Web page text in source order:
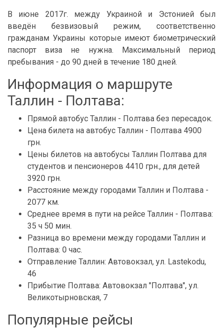
В июне 2017г. между Украиной и Эстонией был
введён безвизовый режим, соответственно
гражданам Украины которые имеют биометрический
паспорт виза не нужна. Максимальный период
пребывания - до 90 дней в течение 180 дней.
Информация о маршруте
Таллин - Полтава:
Прямой автобус Таллин - Полтава без пересадок.
Цена билета на автобус Таллин - Полтава 4900
грн.
Цены билетов на автобусы Таллин Полтава для
студентов и пенсионеров 4410 грн., для детей
3920 грн.
Расстояние между городами Таллин и Полтава -
2077 км.
Среднее время в пути на рейсе Таллин - Полтава:
35 ч 50 мин.
Разница во времени между городами Таллин и
Полтава: 0 час.
Отправление Таллин: Автовокзал, ул. Lastekodu,
46
Прибытие Полтава: Автовокзал "Полтава", ул.
Великотырновская, 7
Популярные рейсы